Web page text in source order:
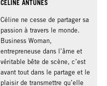
CÉLINE ANTUNES
Céline ne cesse de partager sa
passion à travers le monde.
Business Woman,
entrepreneuse dans l’âme et
véritable bête de scène, c’est
avant tout dans le partage et le
plaisir de transmettre qu’elle